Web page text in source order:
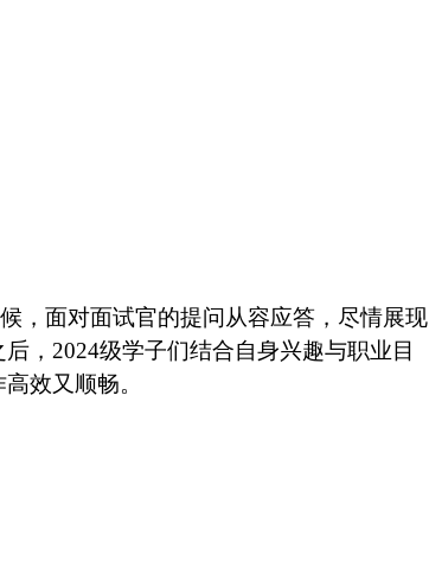
，面对面试官的提问从容应答，尽情展现
， 2024级学子们结合自身兴趣与职业目
效又顺畅。